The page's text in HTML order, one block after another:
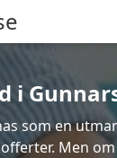
i
som en
Men